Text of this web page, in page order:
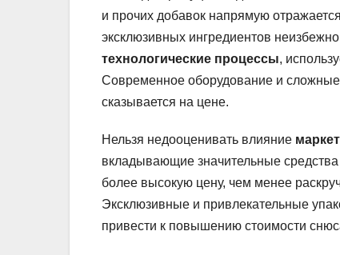
и прочих добавок напрямую
эксклюзивных ингредиентов
технологические процессы,
Современное оборудование и сложные
сказывается на цене.
Нельзя недооценивать влияние
вкладывающие значительные
более высокую цену, чем менее
Эксклюзивные и привлекательные
привести к повышению стоимости